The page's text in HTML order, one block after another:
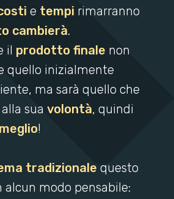
e tempi rimarranno
cambierà.
il prodotto finale non
quello inizialmente
ma sarà quello che
sua volontà, quindi
!
tradizionale questo
alcun modo pensabile: